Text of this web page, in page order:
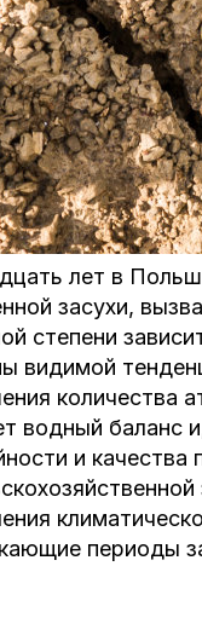
лет в
засухи,
степени
видимой
количества
водный баланс
и качества
периоды